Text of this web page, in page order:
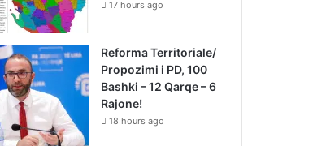
17 hours ago
Reforma Territoriale/
Propozimi i PD, 100
Bashki – 12 Qarqe – 6
Rajone!
18 hours ago